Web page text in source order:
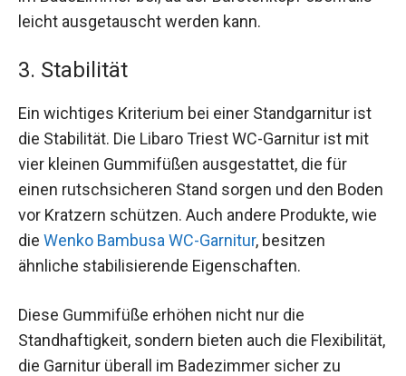
leicht ausgetauscht werden kann.
3. Stabilität
Ein wichtiges Kriterium bei einer Standgarnitur ist
die Stabilität. Die Libaro Triest WC-Garnitur ist mit
vier kleinen Gummifüßen ausgestattet, die für
einen rutschsicheren Stand sorgen und den Boden
vor Kratzern schützen. Auch andere Produkte, wie
die Wenko Bambusa WC-Garnitur, besitzen
ähnliche stabilisierende Eigenschaften.
Diese Gummifüße erhöhen nicht nur die
Standhaftigkeit, sondern bieten auch die Flexibilität,
die Garnitur überall im Badezimmer sicher zu